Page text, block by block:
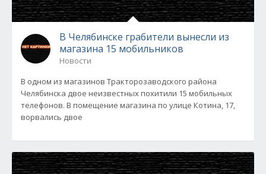
В Челябинске грабители вынесли из
магазина 15 мобильников
Новости
В одном из магазинов Тракторозаводского района
Челябинска двое неизвестных похитили 15 мобильных
телефонов. В помещение магазина по улице Котина, 17,
ворвались двое